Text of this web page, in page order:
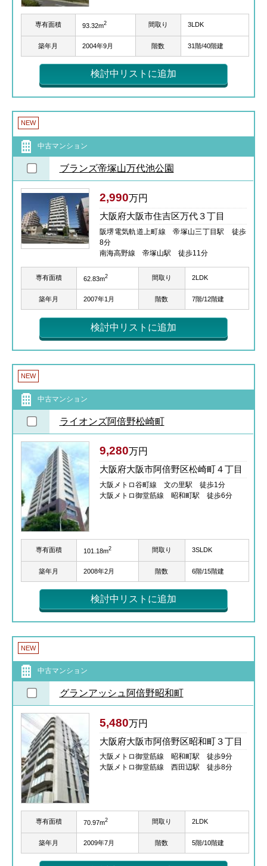
専有面積 93.32m2 間取り 3LDK
築年月 2004年9月 階数 31階/40階建
検討中リストに追加
NEW
中古マンション
ブランズ帝塚山万代池公園
2,990万円
大阪府大阪市住吉区万代３丁目
阪堺電気軌道上町線 帝塚山三丁目駅 徒歩
8分
南海高野線 帝塚山駅 徒歩11分
専有面積 62.83m2 間取り 2LDK
築年月 2007年1月 階数 7階/12階建
検討中リストに追加
NEW
中古マンション
ライオンズ阿倍野松崎町
9,280万円
大阪府大阪市阿倍野区松崎町４丁目
大阪メトロ谷町線 文の里駅 徒歩1分
大阪メトロ御堂筋線 昭和町駅 徒歩6分
専有面積 101.18m2 間取り 3SLDK
築年月 2008年2月 階数 6階/15階建
検討中リストに追加
NEW
中古マンション
グランアッシュ阿倍野昭和町
5,480万円
大阪府大阪市阿倍野区昭和町３丁目
大阪メトロ御堂筋線 昭和町駅 徒歩9分
大阪メトロ御堂筋線 西田辺駅 徒歩8分
専有面積 70.97m2 間取り 2LDK
築年月 2009年7月 階数 5階/10階建